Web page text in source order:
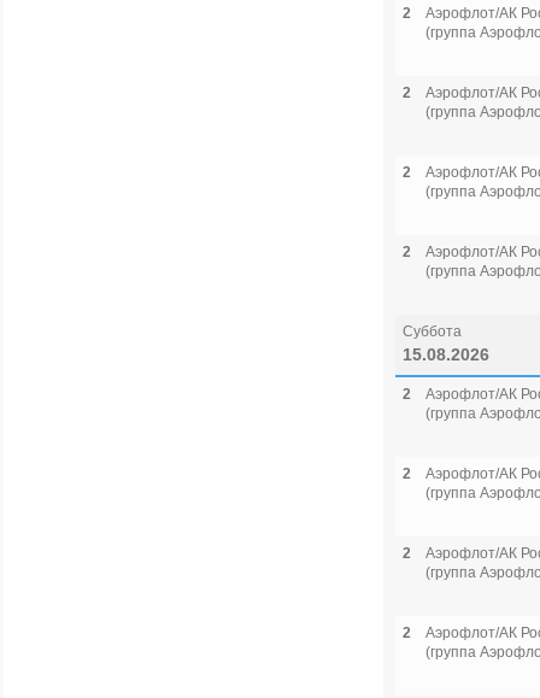
2
Аэрофлот/АК
(группа
2
Аэрофлот/АК
(группа
2
Аэрофлот/АК
(группа
2
Аэрофлот/АК
(группа
Суббота
15.08.2026
2
Аэрофлот/АК
(группа
2
Аэрофлот/АК
(группа
2
Аэрофлот/АК
(группа
2
Аэрофлот/АК
(группа